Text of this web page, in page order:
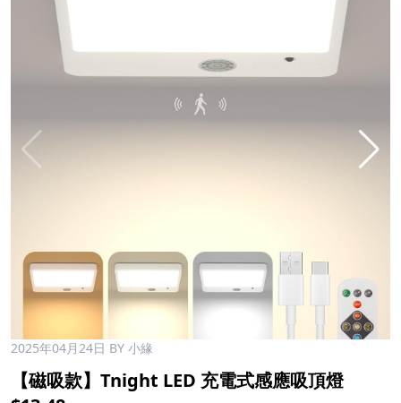
2025年04月24日 BY 小緣
【磁吸款】Tnight LED 充電式感應吸頂燈